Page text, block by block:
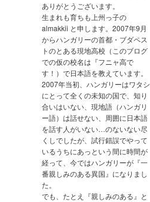
ありがとうございます。
生まれも育ちも上州っ子の
almakkii と申します。2007年9月
からハンガリーの首都・ブダペス
トのとある現地高校（このブログ
での仮の校名は『フニャ高で
す！）で日本語を教えています。
2007年当初、ハンガリーはワタシ
にとって全くの未知の国で、知り
合いはいない、現地語（ハンガリ
ー語）は話せない、周囲に日本語
を話す人がいない…のないない尽
くしでしたが、試行錯誤でやって
いるうちにあっという間に時間が
経って、今ではハンガリーが『一
番親しみのある異国』になりまし
た。
でも、たとえ『親しみのある』と